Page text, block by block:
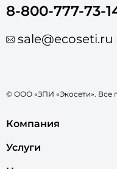
8-800-777-73-
sale@ecoseti.ru
© ООО «ЗПИ «Экосети». Все
Компания
Услуги